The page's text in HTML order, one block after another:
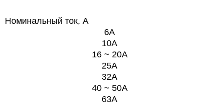
Номинальный ток, А
6А
10А
16 ~ 20A
25A
32A
40 ~ 50A
63A